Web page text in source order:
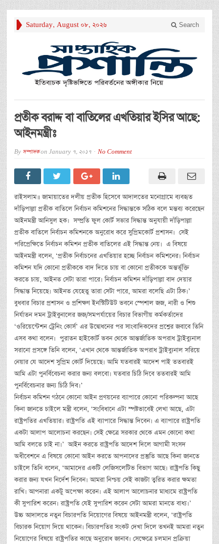
Saturday, August 08, 2026 Search
প্রতীক বরাদ্দ বা বাতিলের এখতিয়ার ইসির আছে:
আইনমন্ত্রীঃ
By সম্পাদকon January 7, 2017 No Comment
রাইসলাম॥ জামায়াতের দলীয় প্রতীক হিসেবে আদালতের মনোগ্রামে ব্যবহৃত
দাঁড়িপাল্লা প্রতীক বাতিলে নির্বাচন কমিশনের সিদ্ধান্তকে সঠিক বলে মন্তব্য করেছেন
আইনমন্ত্রী আনিসুল হক। সম্প্রতি ফুল কোর্ট সভার সিদ্ধান্ত অনুযায়ী দাঁড়িপাল্লা
প্রতীক বাতিলে নির্বাচন কমিশনকে অনুরোধ করে সুপ্রিমকোর্ট প্রশাসন। সেই
পরিপ্রেক্ষিতে নির্বাচন কমিশন প্রতীক বাতিলের এই সিদ্ধান্ত নেয়। এ বিষয়ে
আইনমন্ত্রী বলেন, ‘প্রতীক নির্বাচনের এখতিয়ার হচ্ছে নির্বাচন কমিশনের। নির্বাচন
কমিশন যদি কোনো প্রতীককে বাদ দিতে চায় বা কোনো প্রতীককে অন্তর্ভূক্তি
করতে চায়, আইনত সেটা তারা পারে। নির্বাচন কমিশন দাঁড়িপাল্লা বাদ দেয়ার
সিদ্ধান্ত নিয়েছে। আইনত যেহেতু তারা সেটা পারে, আমরা বলেছি এটা ঠিক।’
বুধবার বিচার প্রশাসন ও প্রশিক্ষণ ইনস্টিটিউট ভবনে স্পেশাল জজ, নারী ও শিশু
নির্যাতন দমন ট্রাইবুনালের জজ/সমপর্যায়ের বিচার বিভাগীয় কর্মকর্তাদের
‘ওরিয়েন্টেশন ট্রেনিং কোর্স’ এর উদ্বোধনের পর সাংবাদিকদের প্রশ্নের জবাবে তিনি
এসব কথা বলেন। পুরাতন হাইকোর্ট ভবন থেকে আন্তর্জাতিক অপরাধ ট্রাইব্যুনাল
সরানো প্রসঙ্গে তিনি বলেন, ‘এখান থেকে আন্তর্জাতিক অপরাধ ট্রাইব্যুনাল সরিয়ে
নেয়ার যে আদেশ সুপ্রিম কোর্ট দিয়েছে। আমি যতবারই আদেশ পাই ততবারই
আমি এটা পুনর্বিবেচনা করার জন্য বলবো। যতবার চিঠি দিবে ততবারই আমি
পুনর্বিবেচনার জন্য চিঠি দিব।’
নির্বাচন কমিশন গঠনে কোনো আইন প্রণয়নের ব্যাপারে কোনো পরিকল্পনা আছে
কিনা জানতে চাইলে মন্ত্রী বলেন, ‘সংবিধানে এটা স্পষ্টভাবেই লেখা আছে, এটা
রাষ্ট্রপতির এখতিয়ার। রাষ্ট্রপতি এই ব্যাপারে সিদ্ধান্ত দিবেন। এ ব্যাপারে রাষ্ট্রপতি
একটা আলাপ আলোচনা করছেন। সেই ক্ষেত্রে সরকার থেকে এমন কোনো কথা
আমি বলতে চাই না।’ আইন করতে রাষ্ট্রপতি আদেশ দিলে আগামী সংসদ
অধীবেশনে এ বিষয়ে কোনো আইন করতে আপনাদের প্রস্তুতি আছে কিনা জানতে
চাইলে তিনি বলেন, ‘আমাদের একটি লেজিসলেটিভ বিভাগ আছে। রাষ্ট্রপতি কিছু
করার জন্য যখন নির্দেশ দিবেন। আমরা নিশ্চয় সেই কাজটা ত্বরিত করার ক্ষমতা
রাখি। আপনারা একটু অপেক্ষা করেন। এই আলাপ আলোচনার মাধ্যমে রাষ্ট্রপতি
কী সুপারিশ করেন। রাষ্ট্রপতি যেই সুপারিশ করেন সেটা আমরা মানতে বাধ্য।’
উচ্চ আদালতে নতুন বিচারপতি নিয়োগের বিষয়ে আইনমন্ত্রী বলেন, ‘রাষ্ট্রপতি
বিচারক নিয়োগ দিয়ে থাকেন। বিচারপতির সংকট দেখা দিলে তখনই আমরা নতুন
নিয়োগের বিষয়ে রাষ্ট্রপতির কাছে অনুরোধ জানাব। সেক্ষেত্রে চলমান প্রক্রিয়া